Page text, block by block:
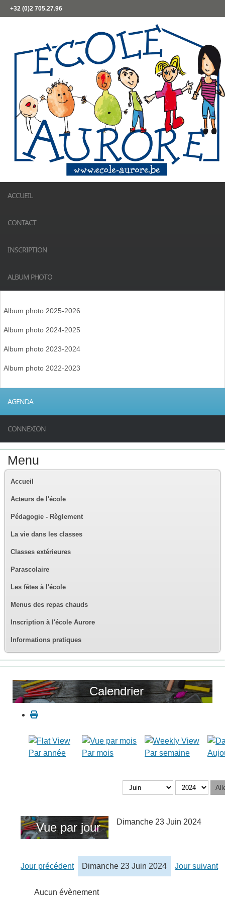
+32 (0)2 705.27.96
ACCUEIL
CONTACT
INSCRIPTION
ALBUM PHOTO
Album photo 2025-2026
Album photo 2024-2025
Album photo 2023-2024
Album photo 2022-2023
AGENDA
CONNEXION
Menu
Accueil
Acteurs de l'école
Pédagogie - Règlement
La vie dans les classes
Classes extérieures
Parascolaire
Les fêtes à l'école
Menus des repas chauds
Inscription à l'école Aurore
Informations pratiques
Calendrier
Par année Par mois Par semaine
Vue par jour Dimanche 23 Juin 2024
Jour précédent Dimanche 23 Juin 2024 Jour suivant
Aucun évènement